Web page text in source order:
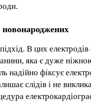
новонароджених
В цих електродів
яка є дуже
надійно фіксує
слідів і не